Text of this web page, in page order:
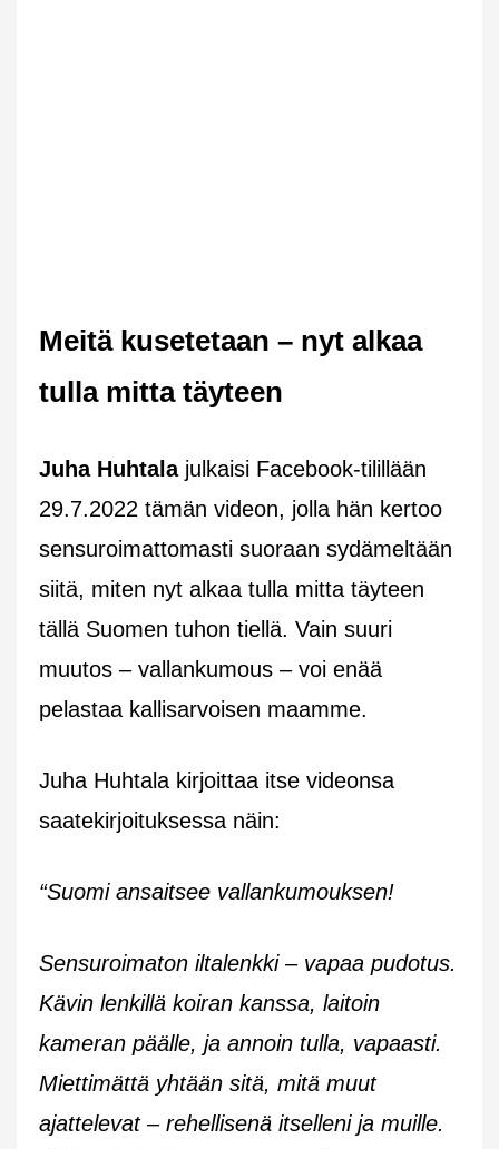
Meitä kusetetaan – nyt alkaa
tulla mitta täyteen
Juha Huhtalajulkaisi Facebook-tilillään
29.7.2022 tämän videon, jolla hän kertoo
sensuroimattomasti suoraan sydämeltään
siitä, miten nyt alkaa tulla mitta täyteen
tällä Suomen tuhon tiellä. Vain suuri
muutos – vallankumous – voi enää
pelastaa kallisarvoisen maamme.
Juha Huhtala kirjoittaa itse videonsa
saatekirjoituksessa näin:
“Suomi ansaitsee vallankumouksen!
Sensuroimaton iltalenkki – vapaa pudotus.
Kävin lenkillä koiran kanssa, laitoin
kameran päälle, ja annoin tulla, vapaasti.
Miettimättä yhtään sitä, mitä muut
ajattelevat – rehellisenä itselleni ja muille.